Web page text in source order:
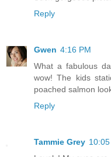
Reply
Gwen 4:16 PM
What a fabulous
wow! The kids
poached salmon
Reply
Tammie Grey 10:05